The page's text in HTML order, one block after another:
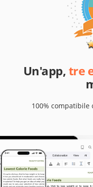
Un'app,tre
100%